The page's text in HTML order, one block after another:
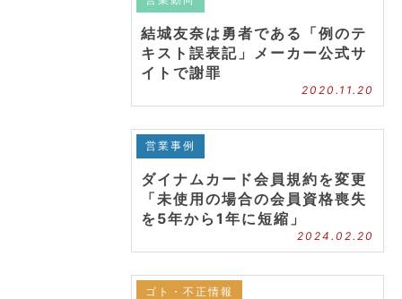
結城友奈は勇者である「例のテ
キスト誤表記」メーカー公式サ
イトで謝罪
2020.11.20
営業事例
ダイナムカード会員規約を変更
「未使用の場合の会員資格喪失
を5年から1年に短縮」
2024.02.20
ゴト・不正情報